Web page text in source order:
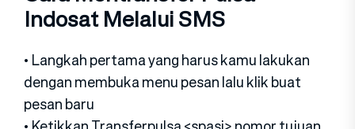
Indosat Melalui SMS
• Langkah pertama yang harus kamu lakukan
dengan membuka menu pesan lalu klik buat
pesan baru